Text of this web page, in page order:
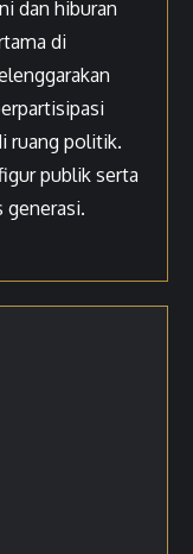
dan hiburan
di
ruang politik.
publik serta
generasi.